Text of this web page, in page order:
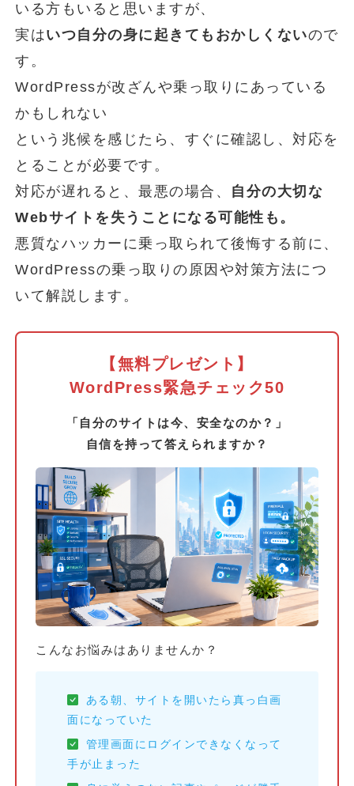
いる方もいると思いますが、
実はいつ自分の身に起きてもおかしくないので
す。
WordPressが改ざんや乗っ取りにあっている
かもしれない
という兆候を感じたら、すぐに確認し、対応を
とることが必要です。
対応が遅れると、最悪の場合、 自分の大切な
Webサイトを失うことになる可能性も。
悪質なハッカーに乗っ取られて後悔する前に、
WordPressの乗っ取りの原因や対策方法につ
いて解説します。
【無料プレゼント】
WordPress緊急チェック50
「自分のサイトは今、安全なのか？」
自信を持って答えられますか？
こんなお悩みはありませんか？
ある朝、サイトを開いたら真っ白画
面になっていた
管理画面にログインできなくなって
手が止まった